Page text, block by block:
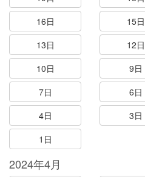
16日
15日
13日
12日
10日
9日
7日
6日
4日
3日
1日
2024年4月